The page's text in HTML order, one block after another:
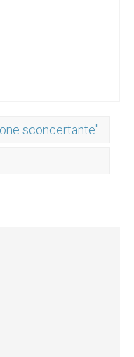
sconcertante"